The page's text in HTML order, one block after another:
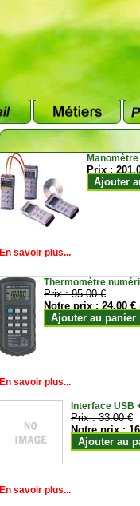
Prix :
Ajouter
En savoir plus...
Thermomètre
Prix :95.00 €
Notre prix :24.00 €
Ajouter au panier
En savoir plus...
Interface USB
Prix :33.00 €
Notre prix :
Ajouter au
En savoir plus...